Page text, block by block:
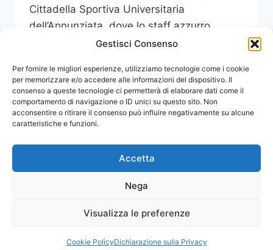
Gestisci Consenso
Per fornire le migliori esperienze, utilizziamo tecnologie come i cookie
per memorizzare e/o accedere alle informazioni del dispositivo. Il
consenso a queste tecnologie ci permetterà di elaborare dati come il
comportamento di navigazione o ID unici su questo sito. Non
acconsentire o ritirare il consenso può influire negativamente su alcune
caratteristiche e funzioni.
Accetta
Nega
Visualizza le preferenze
Cookie PolicyDichiarazione sulla Privacy
Cittadella Sportiva Universitaria
dell’Annunziata, dove lo staff azzurro
risiede durante la settimana di…
LEGGI DI PIÙINCONTRO
DELLO
STAFF
TECNICO
DELLA
DI
DI
SCIENZE
ALLA
© 2026 Comunicati Stampa | Powered by